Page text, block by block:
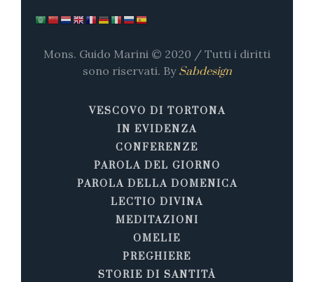
Mons. Guido Marini © 2020 / Tutti i diritti
sono riservati. By Sabdesign
VESCOVO DI TORTONA
IN EVIDENZA
CONFERENZE
PAROLA DEL GIORNO
PAROLA DELLA DOMENICA
LECTIO DIVINA
MEDITAZIONI
OMELIE
PREGHIERE
STORIE DI SANTITÀ